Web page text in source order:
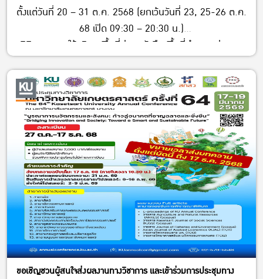
ตั้งแต่วันที่ 20 – 31 ต.ค. 2568 (ยกเว้นวันที่ 23, 25-26 ต.ค.
68 เปิด 09:30 – 20:30 น.)
นิสิตสามารถใช้บริการพื้นที่อ่านหนังสือ พื้นที่ทำงานกลุ่ม และ
บริการอื่น ๆ ได้ตามปกติ
ขอเชิญชวนผู้สนใจส่งผลงานทางวิชาการ และเข้าร่วมการประชุมทาง